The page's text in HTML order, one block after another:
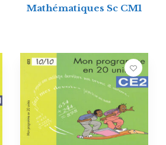
Mathématiques Sc CM1